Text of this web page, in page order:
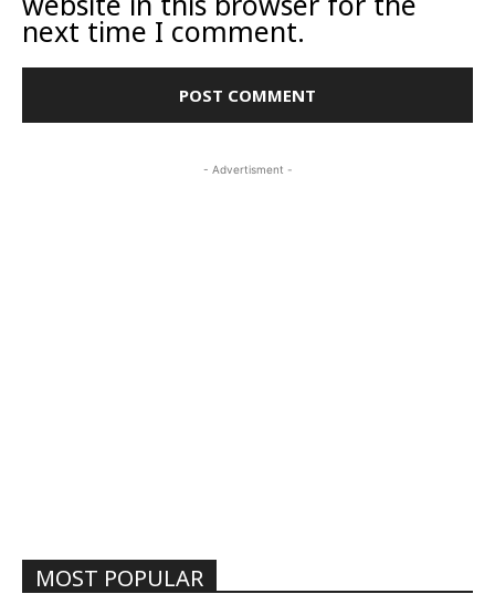
next time I comment.
- Advertisment -
MOST POPULAR